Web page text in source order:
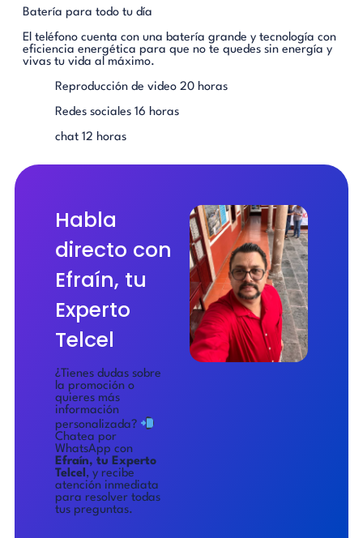
Batería para todo tu día
El teléfono cuenta con una batería grande y tecnología con
eficiencia energética para que no te quedes sin energía y
vivas tu vida al máximo.
Reproducción de video 20 horas
Redes sociales 16 horas
chat 12 horas
Habla
directo con
Efraín, tu
Experto
Telcel
¿Tienes dudas sobre
la promoción o
quieres más
información
personalizada?
Chatea por
WhatsApp con
Efraín, tu Experto
Telcel , y recibe
atención inmediata
para resolver todas
tus preguntas.